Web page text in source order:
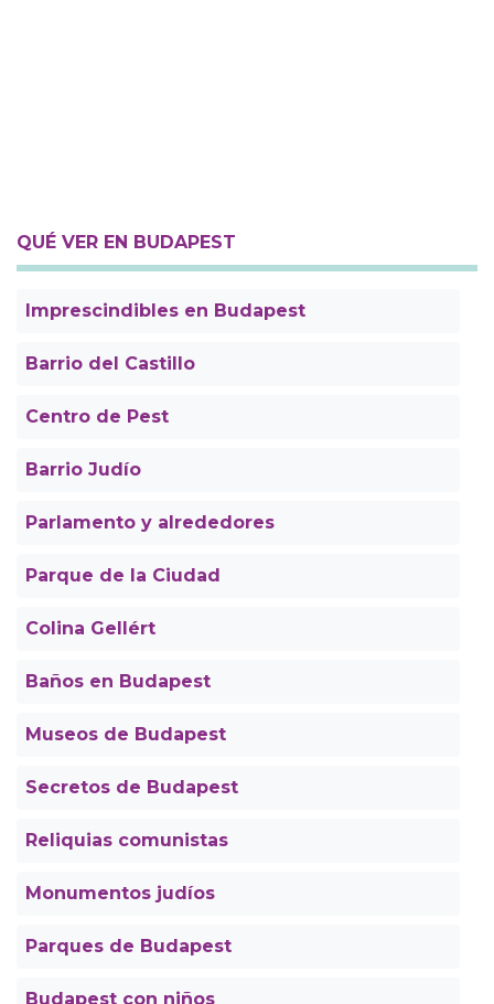
QUÉ VER EN BUDAPEST
Imprescindibles en Budapest
Barrio del Castillo
Centro de Pest
Barrio Judío
Parlamento y alrededores
Parque de la Ciudad
Colina Gellért
Baños en Budapest
Museos de Budapest
Secretos de Budapest
Reliquias comunistas
Monumentos judíos
Parques de Budapest
Budapest con niños